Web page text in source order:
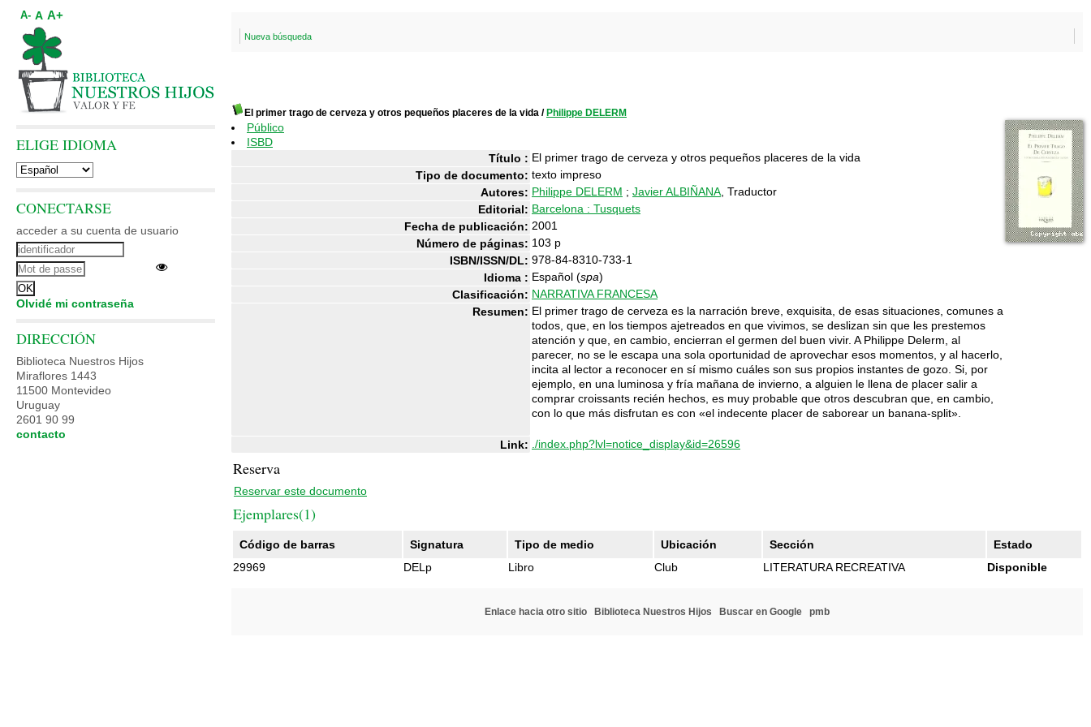
Nueva búsqueda
El primer trago de cerveza y otros pequeños placeres de la vida / Philippe DELERM
Público
ISBD
Título : El primer trago de cerveza y otros pequeños placeres de la vida
Tipo de documento: texto impreso
Autores: Philippe DELERM ; Javier ALBIÑANA , Traductor
Editorial: Barcelona : Tusquets
Fecha de publicación: 2001
Número de páginas: 103 p
ISBN/ISSN/DL: 978-84-8310-733-1
Idioma : Español (spa)
Clasificación: NARRATIVA FRANCESA
Resumen: El primer trago de cerveza es la narración breve, exquisita, de esas situaciones, comunes a
todos, que, en los tiempos ajetreados en que vivimos, se deslizan sin que les prestemos
atención y que, en cambio, encierran el germen del buen vivir. A Philippe Delerm, al
parecer, no se le escapa una sola oportunidad de aprovechar esos momentos, y al hacerlo,
incita al lector a reconocer en sí mismo cuáles son sus propios instantes de gozo. Si, por
ejemplo, en una luminosa y fría mañana de invierno, a alguien le llena de placer salir a
comprar croissants recién hechos, es muy probable que otros descubran que, en cambio,
con lo que más disfrutan es con «el indecente placer de saborear un banana-split».
Link: ./index.php?lvl=notice_display&id=26596
Reserva
Reservar este documento
Ejemplares(1)
Código de barras Signatura Tipo de medio Ubicación Sección
Estado
29969
DELp Libro Club LITERATURA RECREATIVA Disponible
Enlace hacia otro sitio Biblioteca Nuestros Hijos Buscar en Google pmb
A- A A+
ELIGE IDIOMA
CONECTARSE
acceder a su cuenta de usuario
Olvidé mi contraseña
DIRECCIÓN
Biblioteca Nuestros Hijos
Miraflores 1443
11500 Montevideo
Uruguay
2601 90 99
contacto